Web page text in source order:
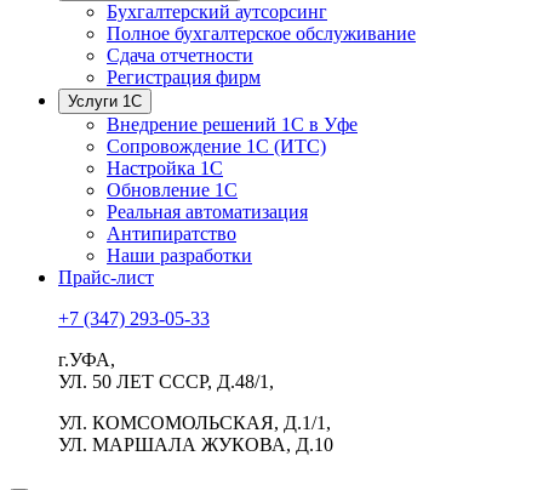
Бухгалтерский аутсорсинг
Полное бухгалтерское обслуживание
Сдача отчетности
Регистрация фирм
Услуги 1С
Внедрение решений 1С в Уфе
Сопровождение 1С (ИТС)
Настройка 1С
Обновление 1С
Реальная автоматизация
Антипиратство
Наши разработки
Прайс-лист
+7 (347) 293-05-33
г.УФА,
УЛ. 50 ЛЕТ СССР, Д.48/1,
УЛ. КОМСОМОЛЬСКАЯ, Д.1/1,
УЛ. МАРШАЛА ЖУКОВА, Д.10